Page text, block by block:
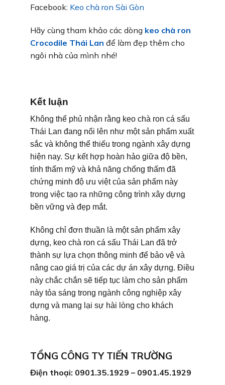
Facebook: Keo chà ron Sài Gòn
Hãy cùng tham khảo các dòng keo chà ron
Crocodile Thái Lan để làm đẹp thêm cho
ngôi nhà của mình nhé!
Kết luận
Không thể phủ nhận rằng keo chà ron cá sấu
Thái Lan đang nổi lên như một sản phẩm xuất
sắc và không thể thiếu trong ngành xây dựng
hiện nay. Sự kết hợp hoàn hảo giữa độ bền,
tính thẩm mỹ và khả năng chống thấm đã
chứng minh độ ưu việt của sản phẩm này
trong việc tạo ra những công trình xây dựng
bền vững và đẹp mắt.
Không chỉ đơn thuần là một sản phẩm xây
dựng, keo chà ron cá sấu Thái Lan đã trở
thành sự lựa chọn thông minh để bảo vệ và
nâng cao giá trị của các dự án xây dựng. Điều
này chắc chắn sẽ tiếp tục làm cho sản phẩm
này tỏa sáng trong ngành công nghiệp xây
dựng và mang lại sự hài lòng cho khách
hàng.
TỔNG CÔNG TY TIẾN TRƯỜNG
Điện thoại: 0901.35.1929 – 0901.45.1929